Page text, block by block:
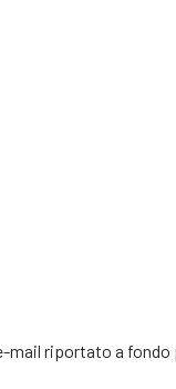
riportato a fondo